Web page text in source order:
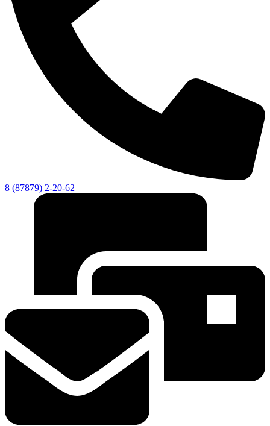
8 (87879) 2-20-62